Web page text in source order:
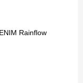
Rainflow